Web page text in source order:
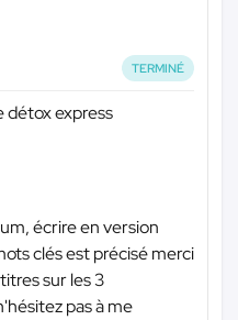
TERMINÉ
détox express
écrire en version
clés est précisé merci
sur les 3
pas à me